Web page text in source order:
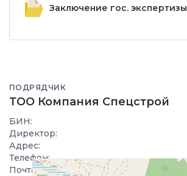
Заключение гос. экспертизы
ПОДРЯДЧИК
ТОО Компания Спецстрой
БИН:
Директор:
Адрес:
Телефон:
Почта: